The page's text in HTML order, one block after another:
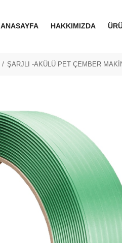
ANASAYFA HAKKIMIZDA
ŞARJLI -AKÜLÜ PET ÇEMBER